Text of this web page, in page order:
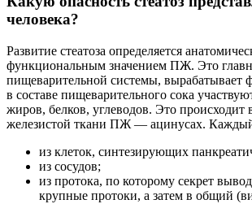
человека?
Развитие стеатоза определяется
функциональным значением ПЖ. Это
пищеварительной системы, вырабатывает
в составе пищеварительного сока
жиров, белков, углеводов. Это происходит
железистой ткани ПЖ — ацинусах. Каждый
из клеток, синтезирующих
из сосудов;
из протока, по которому секрет
крупные протоки, а затем в общий